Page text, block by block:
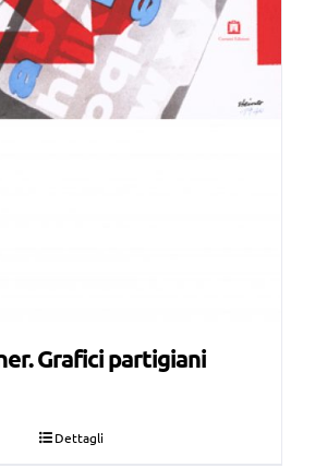
Grafici partigiani
Dettagli